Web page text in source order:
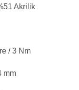
Akrilik
/ 3 Nm
mm